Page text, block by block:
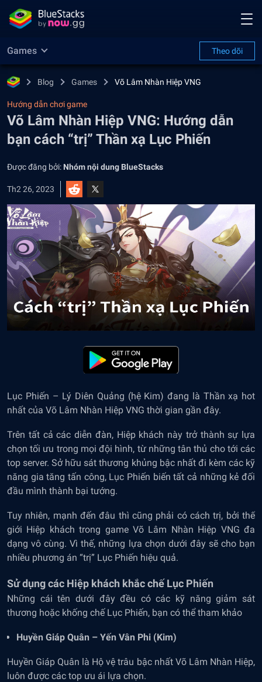
Games Theo dõi
Blog Games Võ Lâm Nhàn Hiệp VNG
Hướng dẫn chơi game
Võ Lâm Nhàn Hiệp VNG: Hướng dẫn
bạn cách “trị” Thần xạ Lục Phiến
Được đăng bởi: Nhóm nội dung BlueStacks
Th2 26, 2023
Lục Phiến – Lý Diên Quảng (hệ Kim) đang là Thần xạ hot
nhất của Võ Lâm Nhàn Hiệp VNG thời gian gần đây.
Trên tất cả các diễn đàn, Hiệp khách này trở thành sự lựa
chọn tối ưu trong mọi đội hình, từ những tân thủ cho tới các
top server. Sở hữu sát thương khủng bậc nhất đi kèm các kỹ
năng gia tăng tấn công, Lục Phiến biến tất cả những kẻ đối
đầu mình thành bại tướng.
Tuy nhiên, mạnh đến đâu thì cũng phải có cách trị, bởi thế
giới Hiệp khách trong game Võ Lâm Nhàn Hiệp VNG đa
dạng vô cùng. Vì thế, những lựa chọn dưới đây sẽ cho bạn
nhiều phương án “trị” Lục Phiến hiệu quả.
Sử dụng các Hiệp khách khắc chế Lục Phiến
Những cái tên dưới đây đều có các kỹ năng giảm sát
thương hoặc khống chế Lục Phiến, bạn có thể tham khảo
Huyền Giáp Quân – Yến Vân Phi (Kim)
Huyền Giáp Quân là Hộ vệ trâu bậc nhất Võ Lâm Nhàn Hiệp,
luôn được các top ưu ái lựa chọn.